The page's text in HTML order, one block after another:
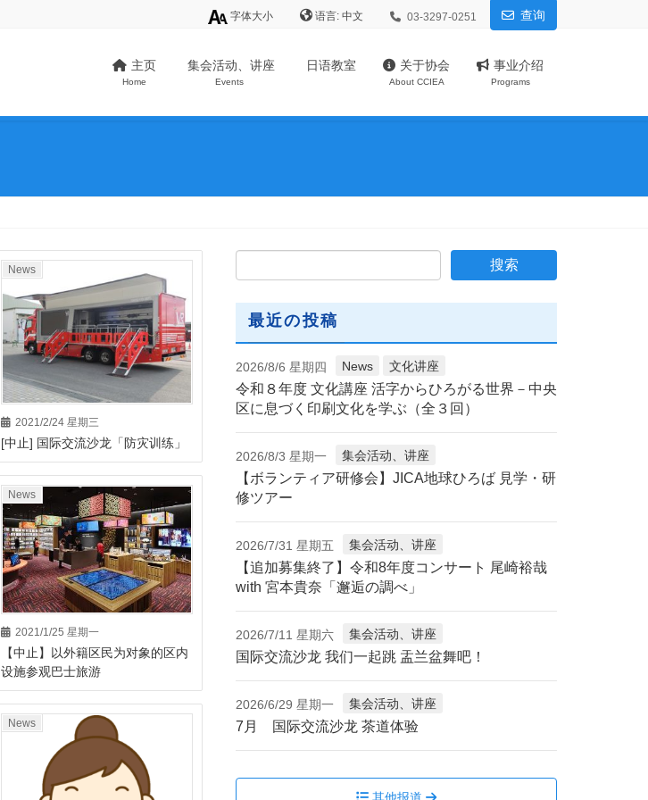
字体大小 语言: 03-3297-0251 查询
主页
Home
集会活动、讲座
Events
日语教室 关于协会
About CCIEA
事业介绍
Programs
2021/2/24 星期三
News
[中止] 国际交流沙龙「防灾训练」
2021/1/25 星期一
News
【中止】以外籍区民为对象的区内
设施参观巴士旅游
News
最近の投稿
2026/8/6 星期四 News 文化讲座
令和８年度 文化講座 活字からひろがる世界－中央
区に息づく印刷文化を学ぶ（全３回）
2026/8/3 星期一 集会活动、讲座
【ボランティア研修会】JICA地球ひろば 見学・研
修ツアー
2026/7/31 星期五 集会活动、讲座
【追加募集終了】令和8年度コンサート 尾崎裕哉
with 宮本貴奈「邂逅の調べ」
2026/7/11 星期六 集会活动、讲座
国际交流沙龙 我们一起跳 盂兰盆舞吧！
2026/6/29 星期一 集会活动、讲座
7月 国际交流沙龙 茶道体验
其他报道